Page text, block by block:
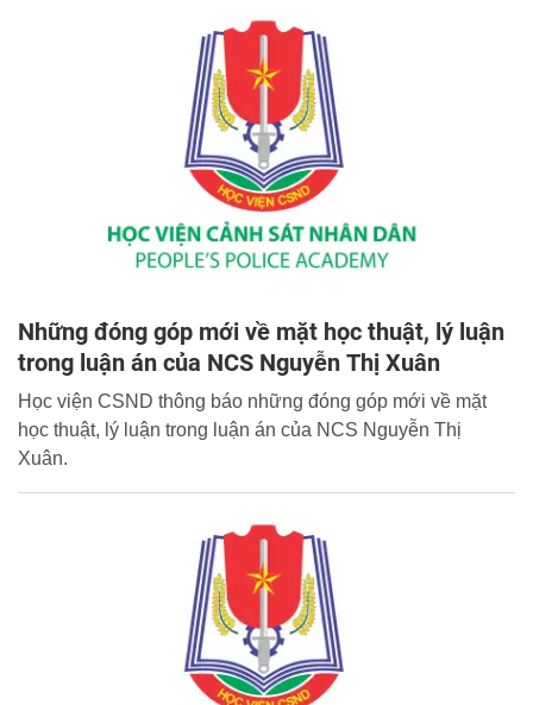
Những đóng góp mới về mặt học thuật, lý luận
trong luận án của NCS Nguyễn Thị Xuân
Học viện CSND thông báo những đóng góp mới về mặt
học thuật, lý luận trong luận án của NCS Nguyễn Thị
Xuân.